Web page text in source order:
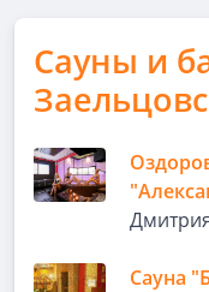
Сауны и
Сауна